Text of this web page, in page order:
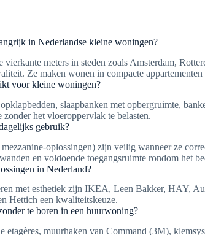
in Nederlandse kleine woningen?
meters in steden zoals Amsterdam,
Ze maken wonen in compacte
voor kleine woningen?
slaapbanken met opbergruimte,
het vloeroppervlak te belasten.
gebruik?
oplossingen) zijn veilig wanneer ze
en voldoende toegangsruimte rondom het
in Nederland?
met esthetiek zijn IKEA, Leen Bakker, HAY,
Hettich een kwaliteitskeuze.
te boren in een huurwoning?
muurhaken van Command (3M),